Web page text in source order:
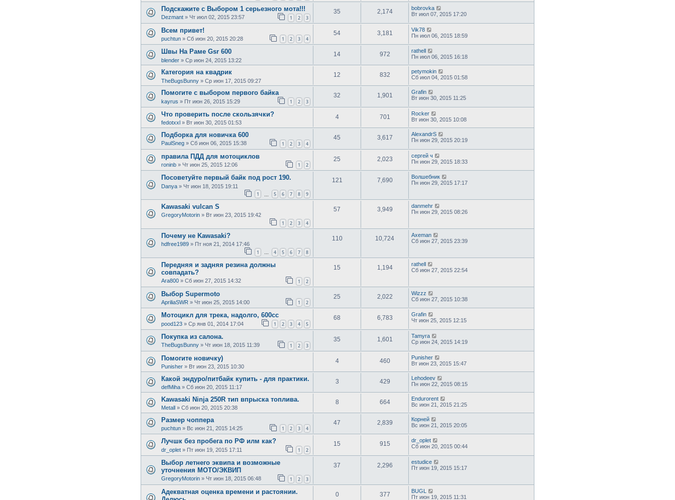
Подскажите с Выбором 1 серьезного мота!!!
Dezmant » Чт июл 02, 2015 23:57 1 2 3
35 2,174
bobrovka
Вт июл 07, 2015 17:20
Всем привет!
puchtun » Сб июн 20, 2015 20:28 1 2 3 4
54 3,181
Vik78
Пн июл 06, 2015 18:59
Швы На Раме Gsr 600
blender » Ср июн 24, 2015 13:22
14 972
rathell
Пн июл 06, 2015 16:18
Категория на квадрик
TheBugsBunny » Ср июн 17, 2015 09:27
12 832
petymokin
Сб июл 04, 2015 01:58
Помогите с выбором первого байка
kayrus » Пт июн 26, 2015 15:29 1 2 3
32 1,901
Grafin
Вт июн 30, 2015 11:25
Что проверить после скользячки?
fedotxxl » Вт июн 30, 2015 01:53
4 701
Rocker
Вт июн 30, 2015 10:08
Подборка для новичка 600
PaulSneg » Сб июн 06, 2015 15:38 1 2 3 4
45 3,617
AlexandrS
Пн июн 29, 2015 20:19
правила ПДД для мотоциклов
roninb » Чт июн 25, 2015 12:06 1 2
25 2,023
сергей ч
Пн июн 29, 2015 18:33
Посоветуйте первый байк под рост 190.
Danya » Чт июн 18, 2015 19:11
1 5 6 7 8 9
121 7,690
Волшебник
Пн июн 29, 2015 17:17
Kawasaki vulcan S
GregoryMotorin » Вт июн 23, 2015 19:42
1 2 3 4
57 3,949
danmehr
Пн июн 29, 2015 08:26
Почему не Kawasaki?
hdfree1989 » Пт ноя 21, 2014 17:46
1 … 4 5 6 7 8
110 10,724
Axeman
Сб июн 27, 2015 23:39
Передняя и задняя резина должны
совпадать?
Ara800 » Сб июн 27, 2015 14:32 1 2
15 1,194
rathell
Сб июн 27, 2015 22:54
Выбор Supermoto
ApriliaSWR » Чт июн 25, 2015 14:00 1 2
25 2,022
Wizzz
Сб июн 27, 2015 10:38
Мотоцикл для трека, надолго, 600сс
pood123 » Ср янв 01, 2014 17:04 1 2 3 4 5
68 6,783
Grafin
Чт июн 25, 2015 12:15
Покупка из салона.
TheBugsBunny » Чт июн 18, 2015 11:39 1 2 3
35 1,601
Tamyra
Ср июн 24, 2015 14:19
Помогите новичку)
Punisher » Вт июн 23, 2015 10:30
4 460
Punisher
Вт июн 23, 2015 15:47
Какой эндуро/питбайк купить - для практики.
defMiha » Сб июн 20, 2015 11:17
3 429
Lehodeev
Пн июн 22, 2015 08:15
Kawasaki Ninja 250R тип впрыска топлива.
Metall » Сб июн 20, 2015 20:38
8 664
Endurorent
Вс июн 21, 2015 21:25
Размер чоппера
puchtun » Вс июн 21, 2015 14:25 1 2 3 4
47 2,839
Корней
Вс июн 21, 2015 20:05
Лучшк без пробега по РФ илм как?
dr_oplet » Пт июн 19, 2015 17:11 1 2
15 915
dr_oplet
Сб июн 20, 2015 00:44
Выбор летнего эквипа и возможные
уточнения МОТО/ЭКВИП
GregoryMotorin » Чт июн 18, 2015 06:48 1 2 3
37 2,296
estudice
Пт июн 19, 2015 15:17
Адекватная оценка времени и растоянии.
0 377
BUGL
Пт июн 19, 2015 11:31